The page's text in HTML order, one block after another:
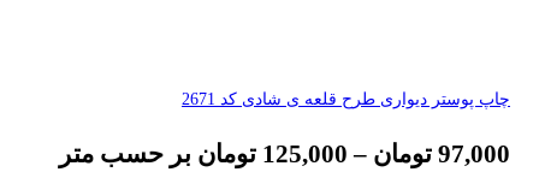
چاپ پوستر دیواری طرح قلعه ی شادی کد 2671
97,000 تومان –
125,000 تومان بر حسب متر